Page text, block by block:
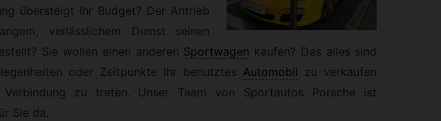
übersteigt Ihr Budget? Der Antrieb
verlässlichem Dienst seinen
Sie wollen einen anderen Sportwagen kaufen? Das alles sind
oder Zeitpunkte Ihr benutztes Automobil zu verkaufen
zu treten. Unser Team von Sportautos Porsche ist
Sie da.